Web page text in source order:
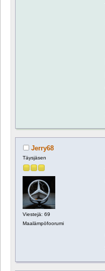
Jerry68
Täysjäsen
Viestejä: 69
Maalämpöfoorumi